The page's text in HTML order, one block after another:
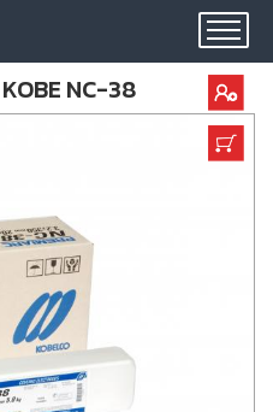
NC-38